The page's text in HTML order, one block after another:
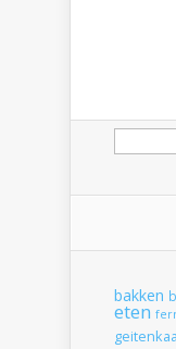
Zoeken
bakken
eten